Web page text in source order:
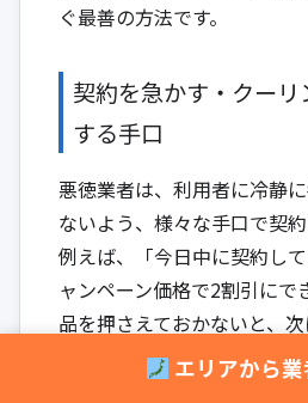
ぐ最善の方法です。
契約を急かす・クー
する手口
悪徳業者は、利用者に冷静
ないよう、様々な手口で契約
例えば、「今日中に契約し
ャンペーン価格で2割引にで
品を押さえておかないと、
月後になりますよ」などと
エリアから